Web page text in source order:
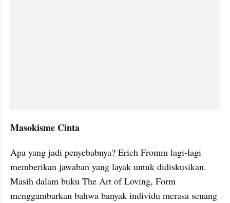
Masokisme Cinta
Apa yang jadi penyebabnya? Erich Fromm lagi-lagi
memberikan jawaban yang layak untuk didiskusikan.
Masih dalam buku The Art of Loving, Form
menggambarkan bahwa banyak individu merasa senang